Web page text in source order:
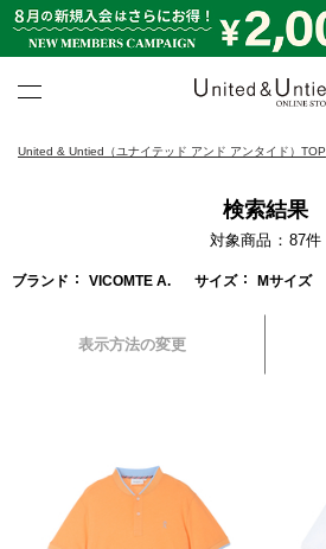
United & Untied（ユナイテッド アンド アンタイド）TOP
検索結果
対象商品 87件
ブランド VICOMTE A. サイズ Mサイズ
表示方法の変更